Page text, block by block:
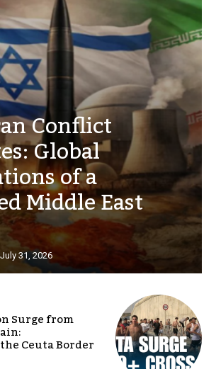
Conflict
Global
of a
Middle East
July 31, 2026
Surge from
Ceuta Border